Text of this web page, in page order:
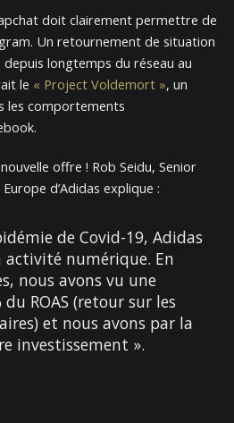
doit clairement permettre de
Un retournement de situation
depuis longtemps du réseau au
le « Project Voldemort », un
les comportements
offre ! Rob Seidu, Senior
d’Adidas explique :
de Covid-19, Adidas
activité numérique. En
nous avons vu une
du ROAS (retour sur les
et nous avons par la
investissement ».